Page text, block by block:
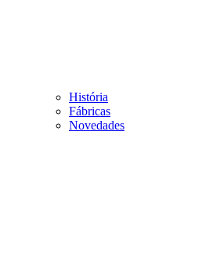
História
Fábricas
Novedades